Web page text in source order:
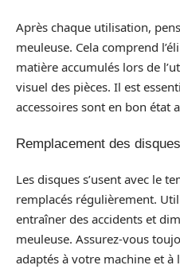
Après chaque utilisation,
meuleuse. Cela comprend
matière accumulés lors de
visuel des pièces. Il est
accessoires sont en bon état
Remplacement des disques
Les disques s’usent avec le
remplacés régulièrement.
entraîner des accidents et
meuleuse. Assurez-vous
adaptés à votre machine et à